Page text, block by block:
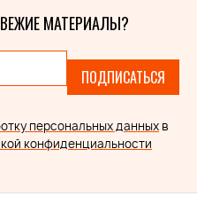
МАТЕРИАЛЫ?
ПОДПИСАТЬСЯ
персональных данных в
конфиденциальности